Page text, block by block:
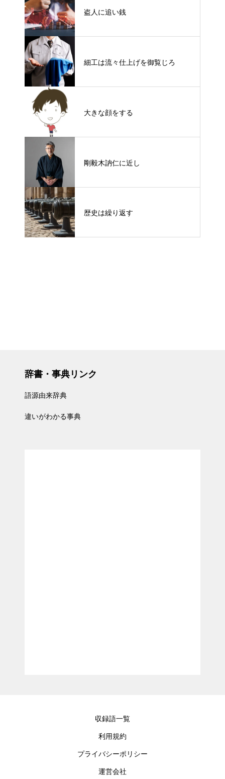
盗人に追い銭
細工は流々仕上げを御覧じろ
大きな顔をする
剛毅木訥仁に近し
歴史は繰り返す
辞書・事典リンク
語源由来辞典
違いがわかる事典
収録語一覧
利用規約
プライバシーポリシー
運営会社